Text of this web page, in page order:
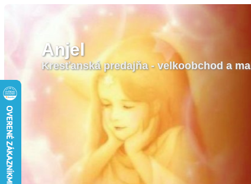
Anjel
Kresťanská predajňa - velkoobchod a